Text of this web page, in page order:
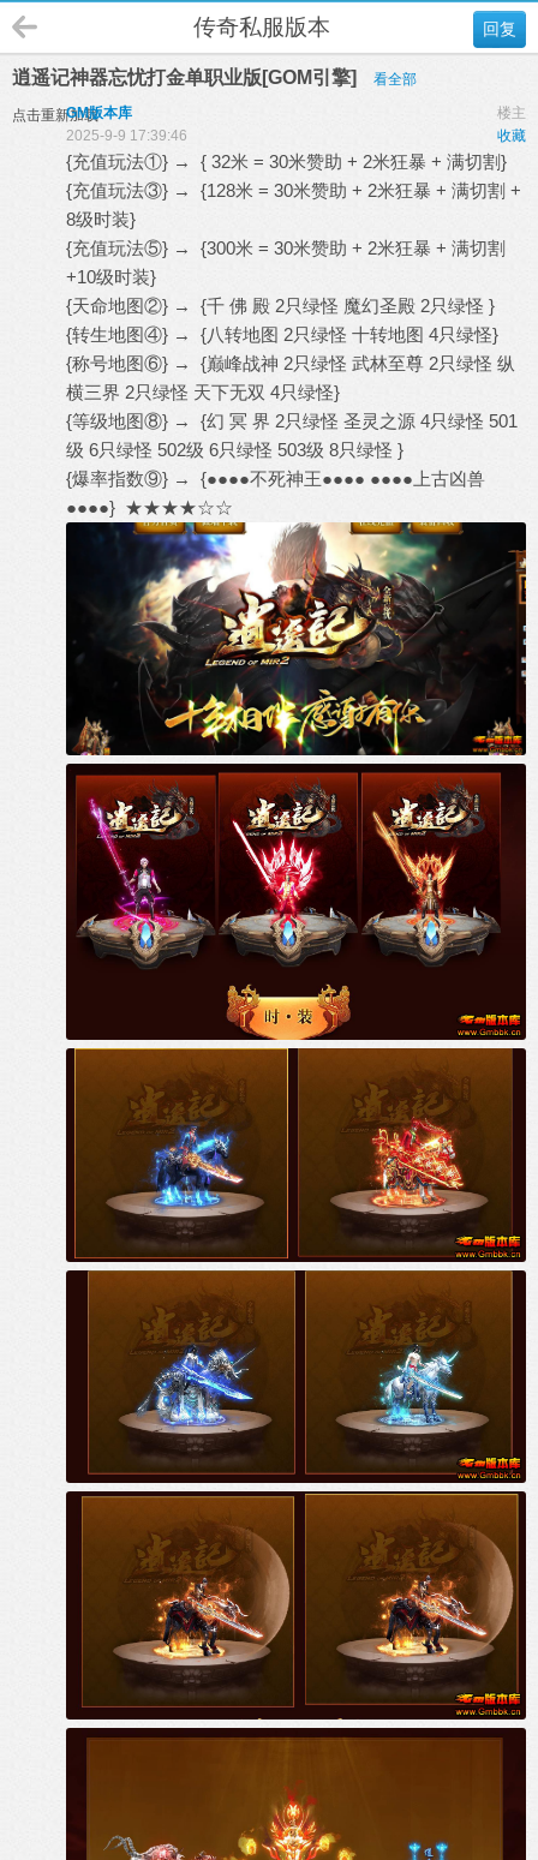
回复
传奇私服版本
逍遥记神器忘忧打金单职业版[GOM引擎] 看全部
点击重新加载 楼主
GM版本库
收藏
2025-9-9 17:39:46
{充值玩法①} → { 32米 = 30米赞助 + 2米狂暴 + 满切割}
{充值玩法③} → {128米 = 30米赞助 + 2米狂暴 + 满切割 +
8级时装}
{充值玩法⑤} → {300米 = 30米赞助 + 2米狂暴 + 满切割
+10级时装}
{天命地图②} → {千 佛 殿 2只绿怪 魔幻圣殿 2只绿怪 }
{转生地图④} → {八转地图 2只绿怪 十转地图 4只绿怪}
{称号地图⑥} → {巅峰战神 2只绿怪 武林至尊 2只绿怪 纵
横三界 2只绿怪 天下无双 4只绿怪}
{等级地图⑧} → {幻 冥 界 2只绿怪 圣灵之源 4只绿怪 501
级 6只绿怪 502级 6只绿怪 503级 8只绿怪 }
{爆率指数⑨} → {●●●●不死神王●●●● ●●●●上古凶兽
●●●●} ★★★★☆☆